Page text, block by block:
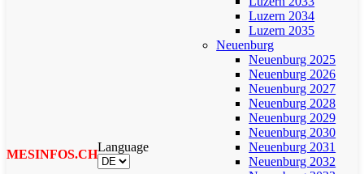
MESINFOS.CH
Language
Luzern 2034
Luzern 2035
Neuenburg
Neuenburg 2025
Neuenburg 2026
Neuenburg 2027
Neuenburg 2028
Neuenburg 2029
Neuenburg 2030
Neuenburg 2031
Neuenburg 2032